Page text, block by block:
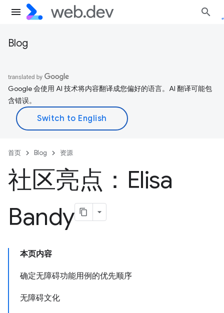
Blog
Google 会使用 AI 技术将内容翻译成您偏好的语言。AI 翻译可能包
含错误。
首页 Blog 资源
社区亮点：Elisa
Bandy
本页内容
确定无障碍功能用例的优先顺序
无障碍文化